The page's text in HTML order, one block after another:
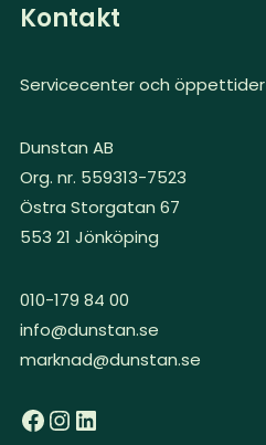
Kontakt
Servicecenter och öppettider
Dunstan AB
Org. nr. 559313-7523
Östra Storgatan 67
553 21 Jönköping
010-179 84 00
info@dunstan.se
marknad@dunstan.se
Facebook
Instagram
LinkedIn